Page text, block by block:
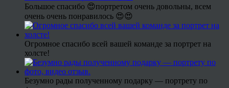
Большое спасибо 😍портретом очень довольны, всем
очень очень понравилось 😍😍
Огромное спасибо всей вашей команде за портрет на
холсте!
Безумно рады полученному подарку — портрету по